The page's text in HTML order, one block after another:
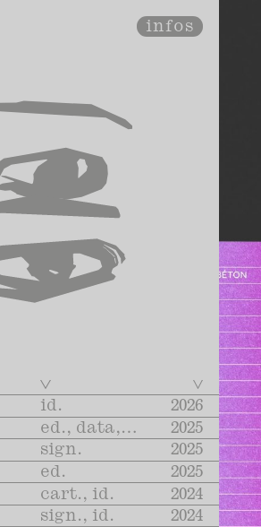
infos
id.
2026
ed., data, cart.
2025
sign.
2025
ed.
2025
cart., id.
2024
sign., id.
2024